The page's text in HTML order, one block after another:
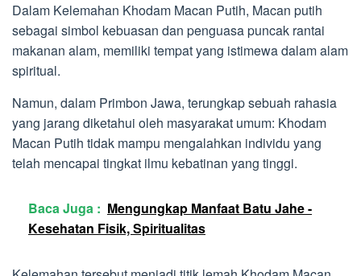
Dalam Kelemahan Khodam Macan Putih, Macan putih
sebagai simbol kebuasan dan penguasa puncak rantai
makanan alam, memiliki tempat yang istimewa dalam alam
spiritual.
Namun, dalam Primbon Jawa, terungkap sebuah rahasia
yang jarang diketahui oleh masyarakat umum: Khodam
Macan Putih tidak mampu mengalahkan individu yang
telah mencapai tingkat ilmu kebatinan yang tinggi.
Baca Juga : Mengungkap Manfaat Batu Jahe -
Kesehatan Fisik, Spiritualitas